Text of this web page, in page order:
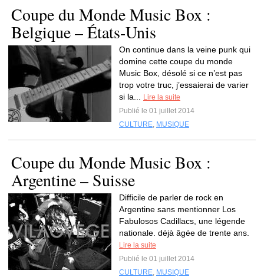
Coupe du Monde Music Box :
Belgique – États-Unis
On continue dans la veine punk qui
domine cette coupe du monde
Music Box, désolé si ce n’est pas
trop votre truc, j’essaierai de varier
si la...
Lire la suite
Publié le 01 juillet 2014
CULTURE, MUSIQUE
Coupe du Monde Music Box :
Argentine – Suisse
Difficile de parler de rock en
Argentine sans mentionner Los
Fabulosos Cadillacs, une légende
nationale. déjà âgée de trente ans.
Lire la suite
Publié le 01 juillet 2014
CULTURE, MUSIQUE